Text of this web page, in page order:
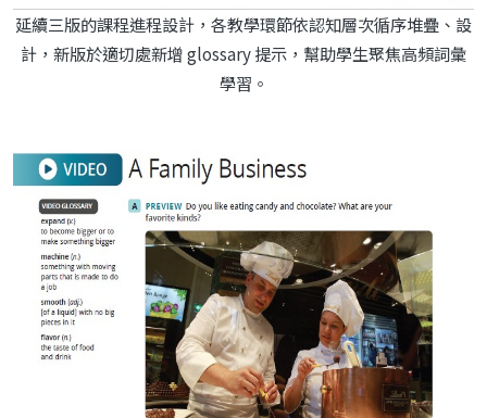
延續三版的課程進程設計，各教學環節依認知層次循序堆疊、設
計，新版於適切處新增 glossary 提示，幫助學生聚焦高頻詞彙
學習。